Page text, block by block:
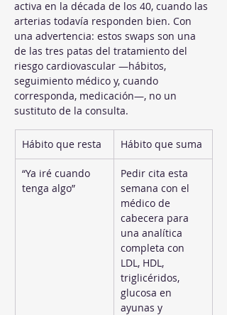
activa en la década de los 40, cuando las
arterias todavía responden bien. Con
una advertencia: estos swaps son una
de las tres patas del tratamiento del
riesgo cardiovascular —hábitos,
seguimiento médico y, cuando
corresponda, medicación—, no un
sustituto de la consulta.
Hábito que resta Hábito que suma
“Ya iré cuando
tenga algo”
Pedir cita esta
semana con el
médico de
cabecera para
una analítica
completa con
LDL, HDL,
triglicéridos,
glucosa en
ayunas y